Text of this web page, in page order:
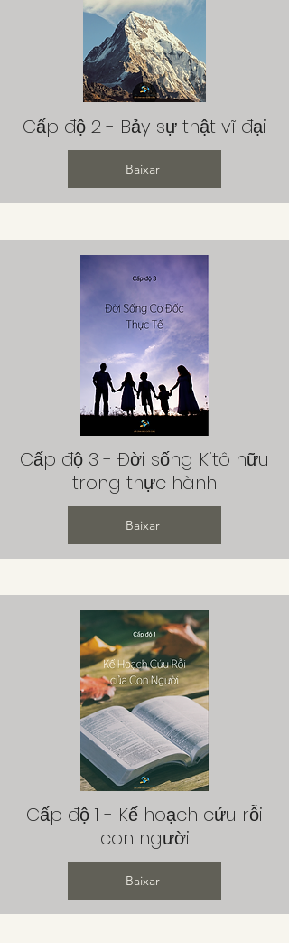
Cấp độ 2 - Bảy sự thật vĩ đại
Baixar
Cấp độ 3 - Đời sống Kitô hữu
trong thực hành
Baixar
Cấp độ 1 - Kế hoạch cứu rỗi
con người
Baixar